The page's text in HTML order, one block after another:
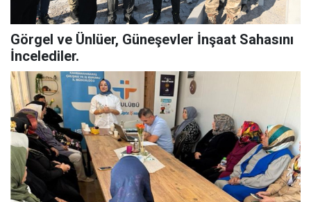
Görgel ve Ünlüer, Güneşevler İnşaat Sahasını
İncelediler.